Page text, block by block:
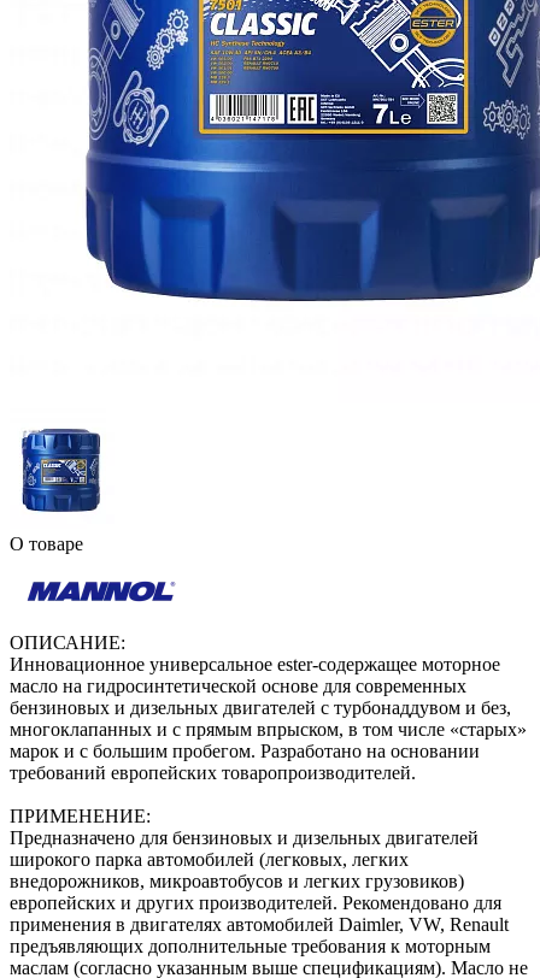
О товаре
ОПИСАНИЕ:
Инновационное универсальное ester-содержащее моторное
масло на гидросинтетической основе для современных
бензиновых и дизельных двигателей с турбонаддувом и без,
многоклапанных и с прямым впрыском, в том числе «старых»
марок и с большим пробегом. Разработано на основании
требований европейских товаропроизводителей.
ПРИМЕНЕНИЕ:
Предназначено для бензиновых и дизельных двигателей
широкого парка автомобилей (легковых, легких
внедорожников, микроавтобусов и легких грузовиков)
европейских и других производителей. Рекомендовано для
применения в двигателях автомобилей Daimler, VW, Renault
предъявляющих дополнительные требования к моторным
маслам (согласно указанным выше спецификациям). Масло не